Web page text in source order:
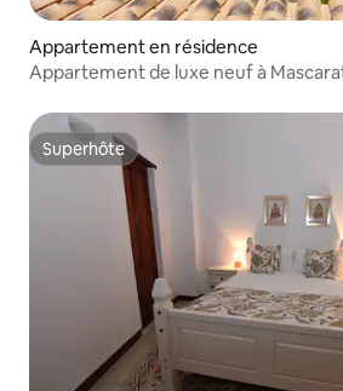
Appartement en résidence
Appartement de luxe neuf à
Superhôte
Superhôte